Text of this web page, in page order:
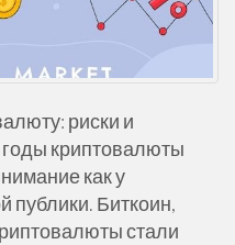
риски и
криптовалюты
как у
публики. Биткоин,
стали